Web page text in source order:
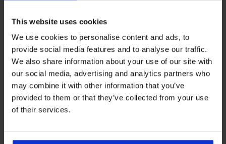
This website uses cookies
We use cookies to personalise content and ads, to
provide social media features and to analyse our traffic.
We also share information about your use of our site with
our social media, advertising and analytics partners who
may combine it with other information that you’ve
provided to them or that they’ve collected from your use
of their services.
-50%
Brzosušeći dvodijelni kupaći
kostim Spacer Flowerk...
Dvodijelni kupaći kostim
LIMITED LIMITED